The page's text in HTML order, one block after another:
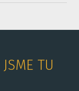
TU